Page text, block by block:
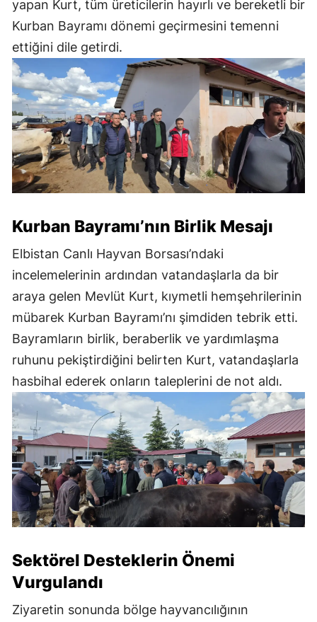
yapan Kurt, tüm üreticilerin hayırlı ve bereketli bir
Kurban Bayramı dönemi geçirmesini temenni
ettiğini dile getirdi.
Kurban Bayramı’nın Birlik Mesajı
Elbistan Canlı Hayvan Borsası’ndaki
incelemelerinin ardından vatandaşlarla da bir
araya gelen Mevlüt Kurt, kıymetli hemşehrilerinin
mübarek Kurban Bayramı’nı şimdiden tebrik etti.
Bayramların birlik, beraberlik ve yardımlaşma
ruhunu pekiştirdiğini belirten Kurt, vatandaşlarla
hasbihal ederek onların taleplerini de not aldı.
Sektörel Desteklerin Önemi
Vurgulandı
Ziyaretin sonunda bölge hayvancılığının